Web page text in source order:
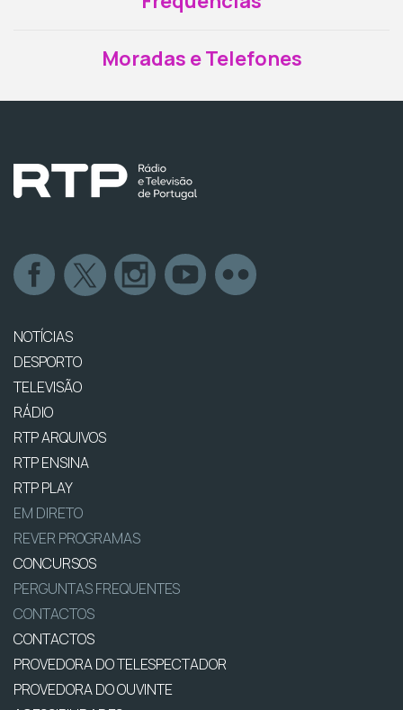
Moradas e Telefones
NOTÍCIAS
DESPORTO
TELEVISÃO
RÁDIO
RTP ARQUIVOS
RTP ENSINA
RTP PLAY
EM DIRETO
REVER PROGRAMAS
CONCURSOS
PERGUNTAS FREQUENTES
CONTACTOS
CONTACTOS
PROVEDORA DO TELESPECTADOR
PROVEDORA DO OUVINTE